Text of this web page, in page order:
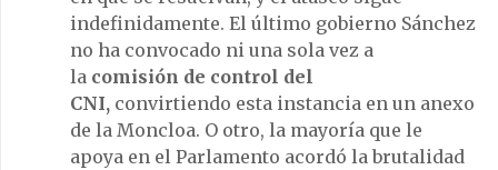
indefinidamente. El último gobierno Sánchez
no ha convocado ni una sola vez a
la comisión de control del
CNI, convirtiendo esta instancia en un anexo
de la Moncloa. O otro, la mayoría que le
apoya en el Parlamento acordó la brutalidad